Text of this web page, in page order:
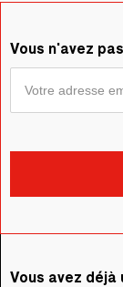
Vous n'avez
Vous avez déjà